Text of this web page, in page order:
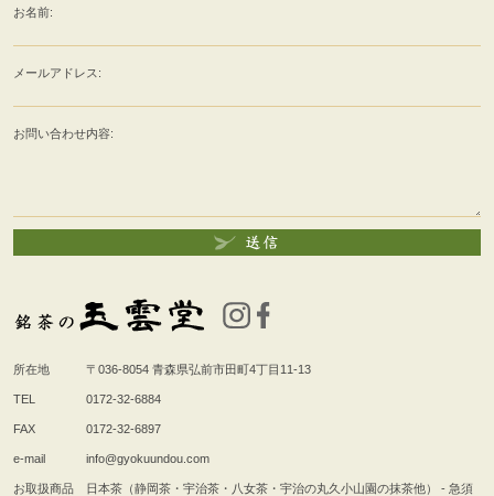
お名前:
メールアドレス:
お問い合わせ内容:
所在地 〒036-8054 青森県弘前市田町4丁目11-13
TEL 0172-32-6884
FAX 0172-32-6897
e-mail info@gyokuundou.com
お取扱商品 日本茶（静岡茶・宇治茶・八女茶・宇治の丸久小山園の抹茶他） - 急須